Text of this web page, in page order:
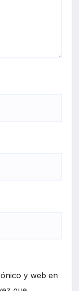
y web en